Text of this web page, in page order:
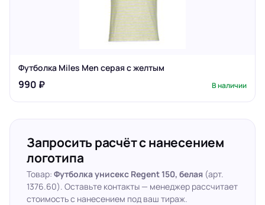
Футболка Miles Men серая с желтым
990 ₽ В наличии
Запросить расчёт с нанесением
логотипа
Товар: Футболка унисекс Regent 150, белая (арт.
1376.60). Оставьте контакты — менеджер рассчитает
стоимость с нанесением под ваш тираж.